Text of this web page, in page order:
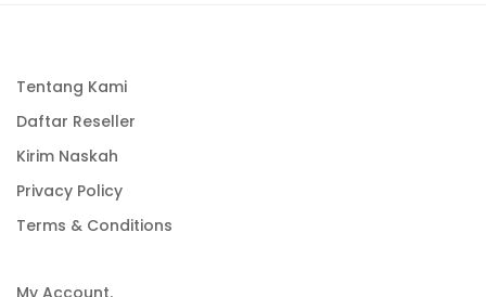
Tentang Kami
Daftar Reseller
Kirim Naskah
Privacy Policy
Terms & Conditions
My Account.